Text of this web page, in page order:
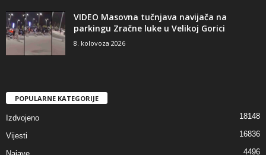
VIDEO Masovna tučnjava navijača na
parkingu Zračne luke u Velikoj Gorici
8. kolovoza 2026
POPULARNE KATEGORIJE
Izdvojeno 18148
Vijesti 16836
4496